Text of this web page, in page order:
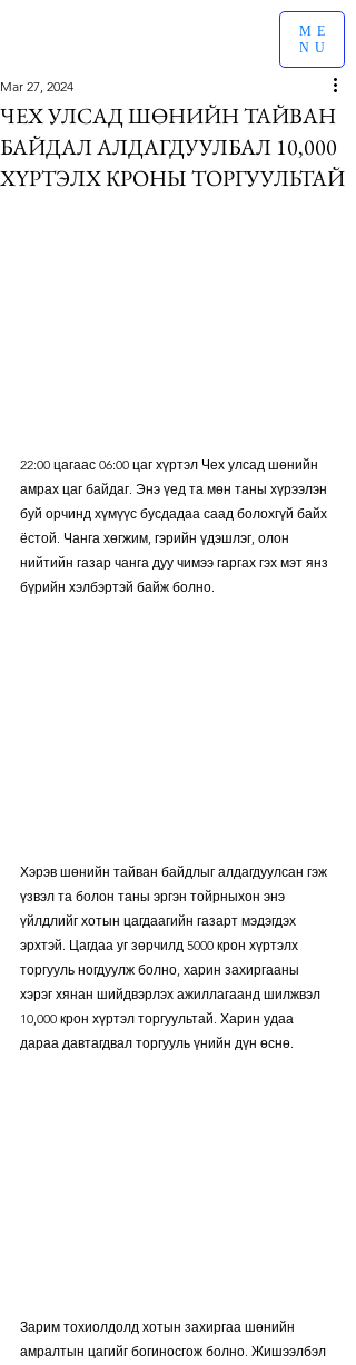
ME
NU
ЧЕХ УЛСАД ШӨНИЙН ТАЙВАН
БАЙДАЛ АЛДАГДУУЛБАЛ 10,000
ХҮРТЭЛХ КРОНЫ ТОРГУУЛЬТАЙ
Mar 27, 2024
22:00 цагаас 06:00 цаг хүртэл Чех улсад шөнийн
амрах цаг байдаг. Энэ үед та мөн таны хүрээлэн
буй орчинд хүмүүс бусдадаа саад болохгүй байх
ёстой. Чанга хөгжим, гэрийн үдэшлэг, олон
нийтийн газар чанга дуу чимээ гаргах гэх мэт янз
бүрийн хэлбэртэй байж болно.
Хэрэв шөнийн тайван байдлыг алдагдуулсан гэж
үзвэл та болон таны эргэн тойрныхон энэ
үйлдлийг хотын цагдаагийн газарт мэдэгдэх
эрхтэй. Цагдаа уг зөрчилд 5000 крон хүртэлх
торгууль ногдуулж болно, харин захиргааны
хэрэг хянан шийдвэрлэх ажиллагаанд шилжвэл
10,000 крон хүртэл торгуультай. Харин удаа
дараа давтагдвал торгууль үнийн дүн өснө.
Зарим тохиолдолд хотын захиргаа шөнийн
амралтын цагийг богиносгож болно. Жишээлбэл